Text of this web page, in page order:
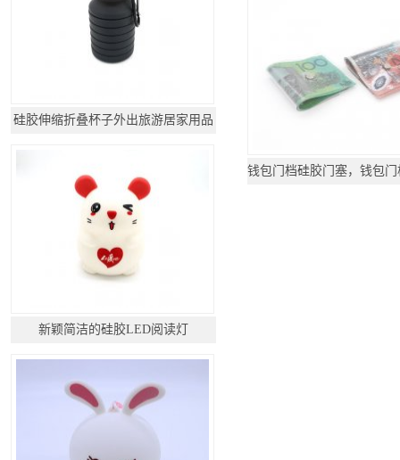
硅胶伸缩折叠杯子外出旅游居家用品
新颖简洁的硅胶LED阅读灯